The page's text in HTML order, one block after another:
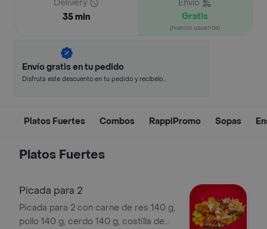
Delivery
35 min
Envío
Gratis
(nuevos usuarios)
Envío gratis en tu pedido
Disfruta este descuento en tu pedido y recíbelo
Platos Fuertes Combos RappiPromo Sopas
Platos Fuertes
Picada para 2
Picada para 2 con carne de res 140 g,
pollo 140 g, cerdo 140 g, costilla de